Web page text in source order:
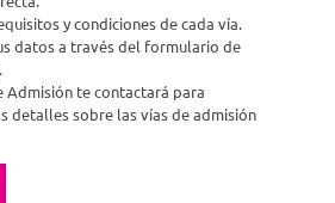
y condiciones de cada vía.
datos a través del formulario de
Admisión te contactará para
detalles sobre las vías de admisión